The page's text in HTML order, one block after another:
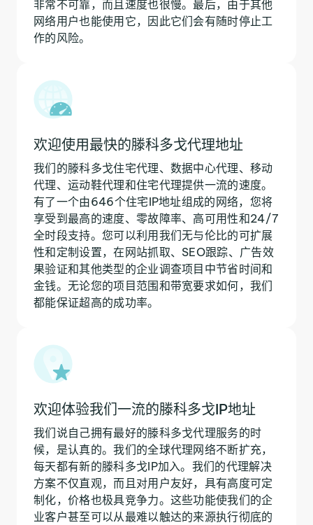
非常不可靠，而且速度也很慢。最后，由于其他
网络用户也能使用它，因此它们会有随时停止工
作的风险。
欢迎使用最快的滕科多戈代理地址
我们的滕科多戈住宅代理、数据中心代理、移动
代理、运动鞋代理和住宅代理提供一流的速度。
有了一个由646个住宅IP地址组成的网络，您将
享受到最高的速度、零故障率、高可用性和24/7
全时段支持。您可以利用我们无与伦比的可扩展
性和定制设置，在网站抓取、SEO跟踪、广告效
果验证和其他类型的企业调查项目中节省时间和
金钱。无论您的项目范围和带宽要求如何，我们
都能保证超高的成功率。
欢迎体验我们一流的滕科多戈IP地址
我们说自己拥有最好的滕科多戈代理服务的时
候，是认真的。我们的全球代理网络不断扩充，
每天都有新的滕科多戈IP加入。我们的代理解决
方案不仅直观，而且对用户友好，具有高度可定
制化，价格也极具竞争力。这些功能使我们的企
业客户甚至可以从最难以触达的来源执行彻底的